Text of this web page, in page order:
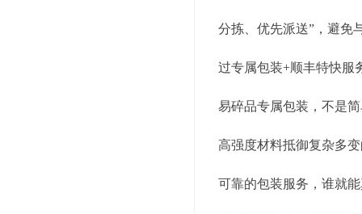
分拣、优先派送”，避免
过专属包装+顺丰特快服
易碎品专属包装，不是
高强度材料抵御复杂多
可靠的包装服务，谁就